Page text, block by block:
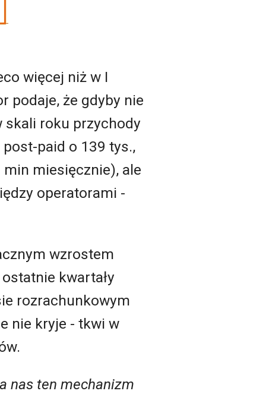
więcej niż w I
podaje, że gdyby nie
skali roku przychody
post-paid o 139 tys.,
miesięcznie), ale
operatorami -
wzrostem
kwartały
rozrachunkowym
nie kryje - tkwi w
nas ten mechanizm